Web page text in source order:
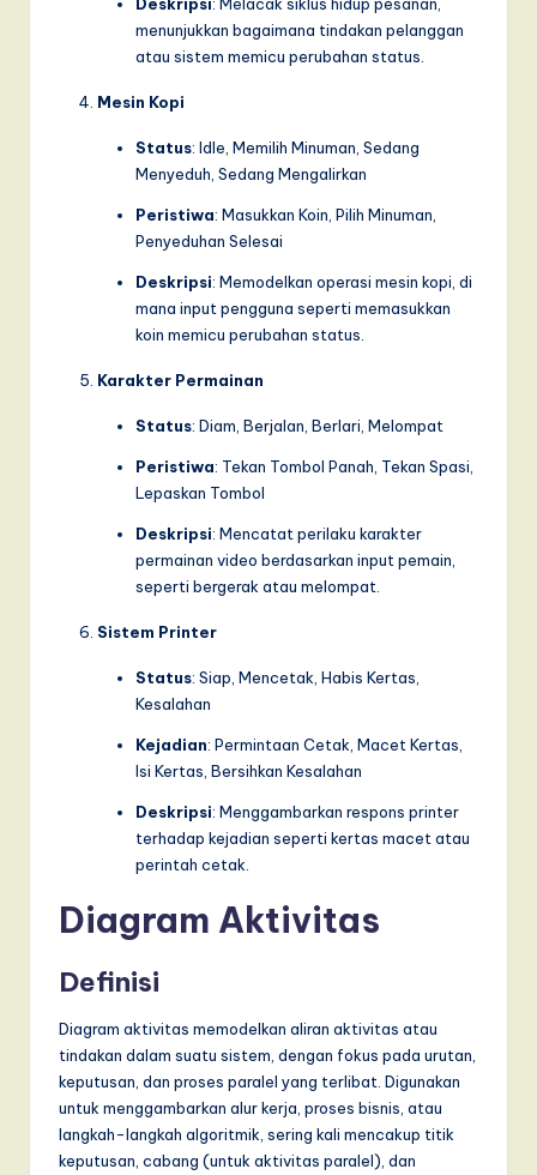
menunjukkan bagaimana tindakan pelanggan
atau sistem memicu perubahan status.
Mesin Kopi
Status: Idle, Memilih Minuman, Sedang
Menyeduh, Sedang Mengalirkan
Peristiwa: Masukkan Koin, Pilih Minuman,
Penyeduhan Selesai
Deskripsi: Memodelkan operasi mesin kopi, di
mana input pengguna seperti memasukkan
koin memicu perubahan status.
Karakter Permainan
Status: Diam, Berjalan, Berlari, Melompat
Peristiwa: Tekan Tombol Panah, Tekan Spasi,
Lepaskan Tombol
Deskripsi: Mencatat perilaku karakter
permainan video berdasarkan input pemain,
seperti bergerak atau melompat.
Sistem Printer
Status: Siap, Mencetak, Habis Kertas,
Kesalahan
Kejadian: Permintaan Cetak, Macet Kertas,
Isi Kertas, Bersihkan Kesalahan
Deskripsi: Menggambarkan respons printer
terhadap kejadian seperti kertas macet atau
perintah cetak.
Diagram Aktivitas
Definisi
Diagram aktivitas memodelkan aliran aktivitas atau
tindakan dalam suatu sistem, dengan fokus pada urutan,
keputusan, dan proses paralel yang terlibat. Digunakan
untuk menggambarkan alur kerja, proses bisnis, atau
langkah-langkah algoritmik, sering kali mencakup titik
keputusan, cabang (untuk aktivitas paralel), dan